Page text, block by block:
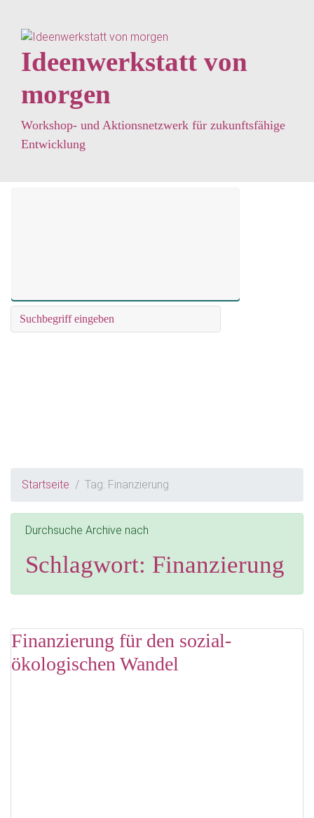
Ideenwerkstatt von
morgen
Workshop- und Aktionsnetzwerk für zukunftsfähige
Entwicklung
Startseite Tag: Finanzierung
Durchsuche Archive nach
Schlagwort: Finanzierung
Finanzierung für den sozial-
ökologischen Wandel